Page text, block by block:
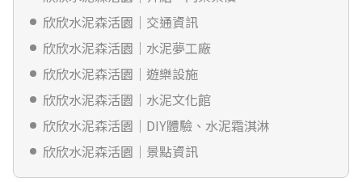
欣欣水泥森活園｜交通資訊
欣欣水泥森活園｜水泥夢工廠
欣欣水泥森活園｜遊樂設施
欣欣水泥森活園｜水泥文化館
欣欣水泥森活園｜DIY體驗、水泥霜淇淋
欣欣水泥森活園｜景點資訊